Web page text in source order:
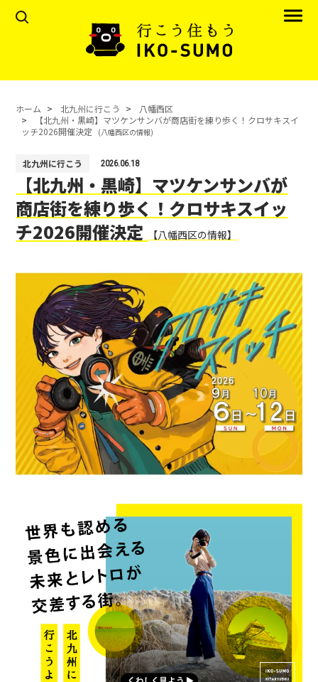
ホーム 北九州に行こう
八幡西区
【北九州・黒崎】マツケンサンバが商店街を練り歩く！クロサキスイ
ッチ2026開催決定
(八幡西区の情報)
北九州に行こう 2026.06.18
【北九州・黒崎】マツケンサンバが
商店街を練り歩く！クロサキスイッ
チ2026開催決定
【八幡西区の情報】